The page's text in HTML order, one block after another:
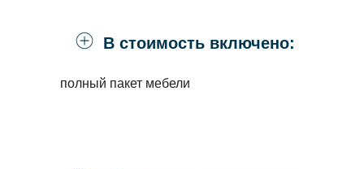
В стоимость включено:
полный пакет мебели